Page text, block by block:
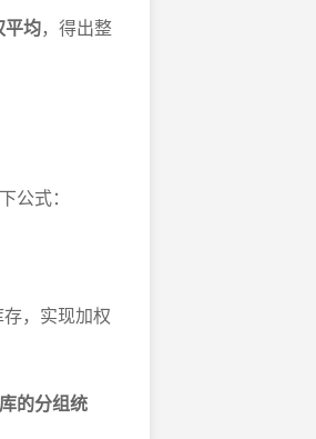
平均，得出整
式：
，实现加权
的分组统